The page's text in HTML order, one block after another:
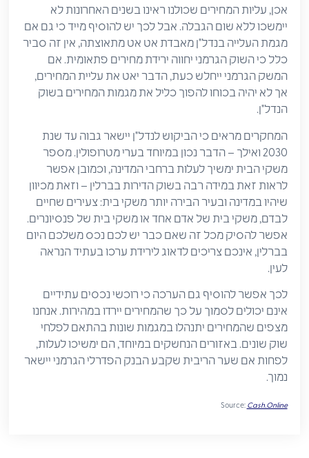
אכן, עליות המחירים שכולנו ראינו בשנים האחרונות לא
יימשכו ללא שום הגבלה. אבל לכך יש להוסיף מייד כי גם אם
מגמת העלייה בנדל"ן מאבדת אט אט מתאוצתה, אין זה סביר
כלל כי השוק הגרמני יחווה ירידת מחירים פתאומית. אם
המשק הגרמני ייחלש כעת, הדבר יאט את עליית המחירים,
אך לא יהיה בכוחו להפוך כליל את מגמות המחירים בשוק
הנדל"ן.
המחקרים מראים כי הביקוש לנדל"ן יישאר גבוה עד שנת
2030 ואילך – הדבר נכון במיוחד בערי מטרופולין. מספר
משקי הבית ימשיך לעלות ברחבי המדינה, וכמובן אפשר
לראות זאת במידה רבה בשוק הדירות בברלין – וזאת מכיוון
שיהיו במדינה ובעיר הבירה יותר משקי בית: צעירים שחיים
לבדם, משקי בית של אדם אחד או משקי בית של פנסיונרים.
אפשר להסיק מכל זה שאם כבר יש לכם נכס משלכם היום
בברלין, אינכם צריכים לדאוג לירידת ערכו בעתיד הנראה
לעין.
לכך אפשר להוסיף גם הערכה כי רוכשי נכסים עתידיים
אינם יכולים לסמוך על כך שהמחירים יירדו במהירות. אנחנו
מצפים שהמחירים יתנהלו במגמות שונות בהתאם לפלחי
שוק שונים. באזורים הנחשקים במיוחד, הם ימשיכו לעלות,
לפחות אם שער הריבית שקבע הבנק הפדרלי הגרמני יישאר
נמוך.
Source: Cash.Online